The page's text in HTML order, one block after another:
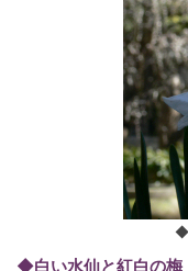
◆
◆白い水仙と紅白の梅